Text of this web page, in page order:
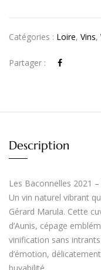
Catégories : Loire, Vins,
Partager :
Description
Les Baconnelles 2021
Un vin naturel vibrant
Gérard Marula. Cette
d’Aunis, cépage
vinification sans
d’émotion,